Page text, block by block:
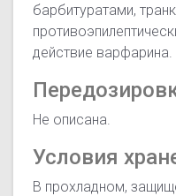
барбитуратами,
действие варфарина.
Не описана.
Условия
В прохладном,